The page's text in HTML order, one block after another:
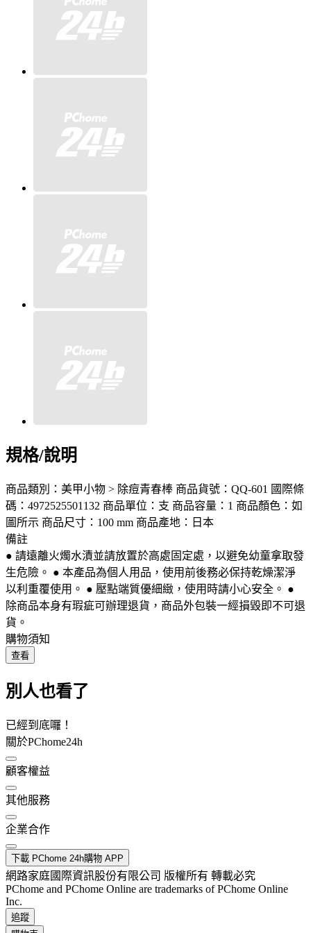
規格/說明
商品類別：美甲小物 > 除痘青春棒 商品貨號：QQ-601 國際條
碼：4972525501132 商品單位：支 商品容量：1 商品顏色：如
圖所示 商品尺寸：100 mm 商品產地：日本
備註
● 請遠離火燭水漬並請放置於高處固定處，以避免幼童拿取發
生危險。 ● 本產品為個人用品，使用前後務必保持乾燥潔淨
以利重覆使用。 ● 壓點端質優細緻，使用時請小心安全。 ●
除商品本身有瑕疵可辦理退貨，商品外包裝一經損毀即不可退
貨。
購物須知
查看
別人也看了
已經到底囉！
關於PChome24h
顧客權益
其他服務
企業合作
下載 PChome 24h購物 APP
網路家庭國際資訊股份有限公司 版權所有 轉載必究
PChome and PChome Online are trademarks of PChome Online
Inc.
追蹤